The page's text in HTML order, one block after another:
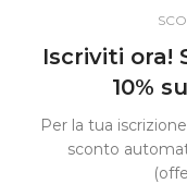
Iscriviti ora!
10%
Per la tua
sconto